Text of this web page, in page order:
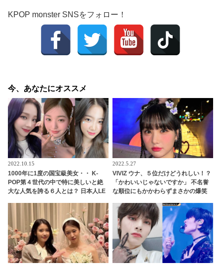
KPOP monster SNSをフォロー！
今、あなたにオススメ
2022.10.15
1000年に1度の国宝級美女・・ K-
POP第４世代の中で特に美しいと絶
大な人気を誇る６人とは？ 日本人LE
2022.5.27
VIVIZ ウナ、５位だけどうれしい！？
「かわいいじゃないですか」 不名誉
な順位にもかかわらずまさかの爆笑
らしさ全開でスタジオの空気を和ま
せる